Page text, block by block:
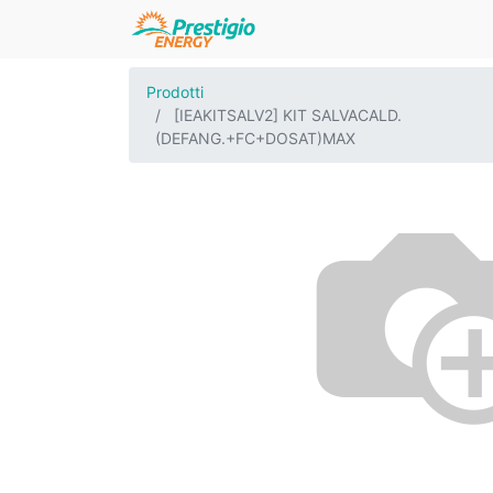
Prodotti
[IEAKITSALV2] KIT SALVACALD.
(DEFANG.+FC+DOSAT)MAX